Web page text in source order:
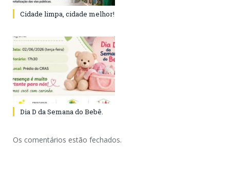
Cidade limpa, cidade melhor!
Dia D da Semana do Bebê.
Os comentários estão fechados.